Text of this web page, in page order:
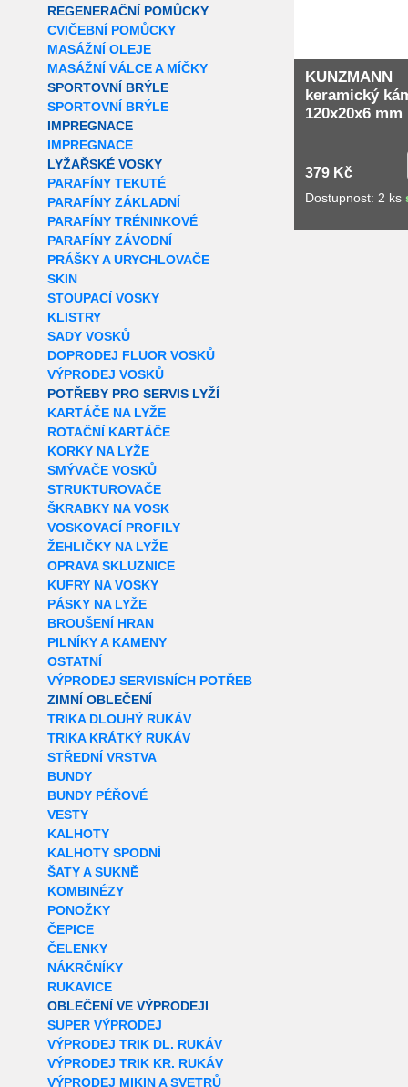
REGENERAČNÍ POMŮCKY
CVIČEBNÍ POMŮCKY
MASÁŽNÍ OLEJE
MASÁŽNÍ VÁLCE A MÍČKY
SPORTOVNÍ BRÝLE
SPORTOVNÍ BRÝLE
IMPREGNACE
IMPREGNACE
LYŽAŘSKÉ VOSKY
PARAFÍNY TEKUTÉ
PARAFÍNY ZÁKLADNÍ
PARAFÍNY TRÉNINKOVÉ
PARAFÍNY ZÁVODNÍ
PRÁŠKY A URYCHLOVAČE
SKIN
STOUPACÍ VOSKY
KLISTRY
SADY VOSKŮ
DOPRODEJ FLUOR VOSKŮ
VÝPRODEJ VOSKŮ
POTŘEBY PRO SERVIS LYŽÍ
KARTÁČE NA LYŽE
ROTAČNÍ KARTÁČE
KORKY NA LYŽE
SMÝVAČE VOSKŮ
STRUKTUROVAČE
ŠKRABKY NA VOSK
VOSKOVACÍ PROFILY
ŽEHLIČKY NA LYŽE
OPRAVA SKLUZNICE
KUFRY NA VOSKY
PÁSKY NA LYŽE
BROUŠENÍ HRAN
PILNÍKY A KAMENY
OSTATNÍ
VÝPRODEJ SERVISNÍCH POTŘEB
ZIMNÍ OBLEČENÍ
TRIKA DLOUHÝ RUKÁV
TRIKA KRÁTKÝ RUKÁV
STŘEDNÍ VRSTVA
BUNDY
BUNDY PÉŘOVÉ
VESTY
KALHOTY
KALHOTY SPODNÍ
ŠATY A SUKNĚ
KOMBINÉZY
PONOŽKY
ČEPICE
ČELENKY
NÁKRČNÍKY
RUKAVICE
OBLEČENÍ VE VÝPRODEJI
SUPER VÝPRODEJ
VÝPRODEJ TRIK DL. RUKÁV
VÝPRODEJ TRIK KR. RUKÁV
VÝPRODEJ MIKIN A SVETRŮ
KUNZMANN
keramický
120x20x6 mm
379 Kč
Dostupnost: 2 ks